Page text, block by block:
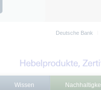
Deutsche Bank
Wissen